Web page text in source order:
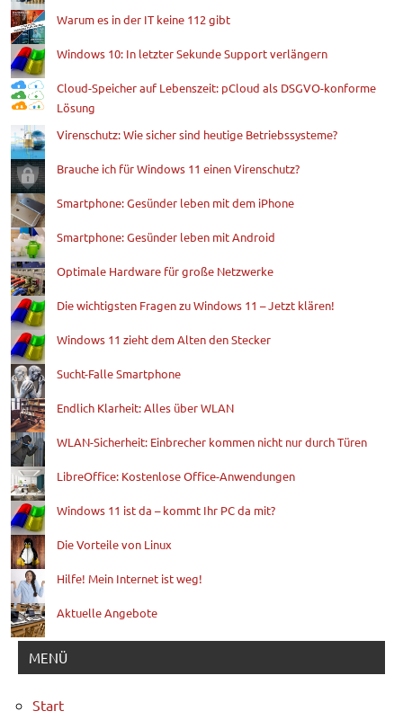
Warum es in der IT keine 112 gibt
Windows 10: In letzter Sekunde Support verlängern
Cloud-Speicher auf Lebenszeit: pCloud als DSGVO-konforme
Lösung
Virenschutz: Wie sicher sind heutige Betriebssysteme?
Brauche ich für Windows 11 einen Virenschutz?
Smartphone: Gesünder leben mit dem iPhone
Smartphone: Gesünder leben mit Android
Optimale Hardware für große Netzwerke
Die wichtigsten Fragen zu Windows 11 – Jetzt klären!
Windows 11 zieht dem Alten den Stecker
Sucht-Falle Smartphone
Endlich Klarheit: Alles über WLAN
WLAN-Sicherheit: Einbrecher kommen nicht nur durch Türen
LibreOffice: Kostenlose Office-Anwendungen
Windows 11 ist da – kommt Ihr PC da mit?
Die Vorteile von Linux
Hilfe! Mein Internet ist weg!
Aktuelle Angebote
MENÜ
Start